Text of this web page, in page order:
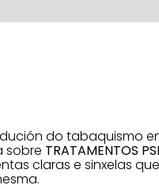
do tabaquismo
sobre TRATAMENTOS
claras e sinxelas